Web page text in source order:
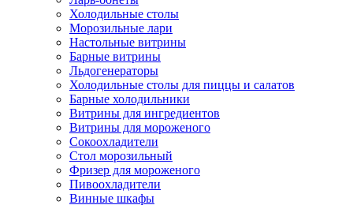
Холодильные столы
Морозильные лари
Настольные витрины
Барные витрины
Льдогенераторы
Холодильные столы для пиццы и салатов
Барные холодильники
Витрины для ингредиентов
Витрины для мороженого
Сокоохладители
Стол морозильный
Фризер для мороженого
Пивоохладители
Винные шкафы